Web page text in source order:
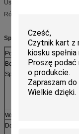
Usługi dostosowywania
Różnorodność opcji ramek,
Specyfikacja produktu
Pobór energii
Prąd
Berło
Interfejs
Specyfikacja karty
Waga netto
Dożywotni